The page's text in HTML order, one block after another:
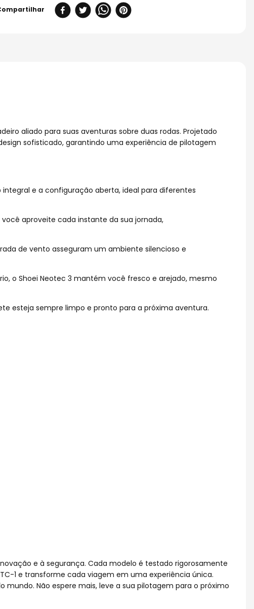
aliado para suas aventuras sobre duas rodas. Projetado
sofisticado, garantindo uma experiência de pilotagem
e a configuração aberta, ideal para diferentes
aproveite cada instante da sua jornada,
de vento asseguram um ambiente silencioso e
o Shoei Neotec 3 mantém você fresco e arejado, mesmo
esteja sempre limpo e pronto para a próxima aventura.
e à segurança. Cada modelo é testado rigorosamente
1 e transforme cada viagem em uma experiência única.
Não espere mais, leve a sua pilotagem para o próximo